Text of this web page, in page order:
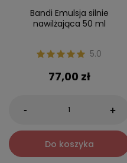
Bandi Emulsja silnie
nawilżająca 50 ml
5.0
77,00 zł
- +
Do koszyka